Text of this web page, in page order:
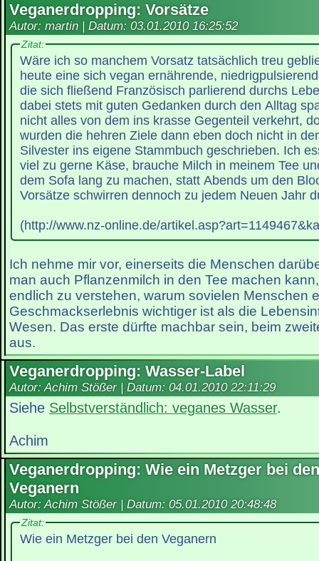
Veganerdropping: Vorsätze
Autor: martin | Datum: 03.01.2010 16:25:52
Zitat:
Wäre ich so manchem Vorsatz tatsächlich treu
heute eine sich vegan ernährende,
die sich fließend Französisch parlierend durchs
dabei stets mit guten Gedanken durch den Alltag
nicht alles von dem ins krasse Gegenteil verkehrt,
wurden die hehren Ziele dann eben doch nicht in
Silvester ins eigene Stammbuch geschrieben. Ich
viel zu gerne Käse, brauche Milch in meinem Tee
dem Sofa lang zu machen, statt Abends um den
Vorsätze schwirren dennoch zu jedem Neuen Jahr
(http://www.nz-online.de/
Ich nehme mir vor, einerseits die Menschen
man auch Pflanzenmilch in den Tee machen
endlich zu verstehen, warum sovielen Menschen
Geschmackserlebnis wichtiger ist als die
Wesen. Das erste dürfte machbar sein, beim
aus.
Veganerdropping: Wasser-Label
Autor: Achim Stößer | Datum: 04.01.2010 22:11:29
Siehe Selbstverständlich: veganes Wasser.
Achim
Veganerdropping: Wie ein Metzger bei den
Veganern
Autor: Achim Stößer | Datum: 05.01.2010 20:48:48
Zitat:
Wie ein Metzger bei den Veganern